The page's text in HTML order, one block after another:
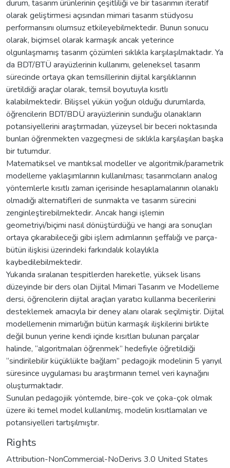
durum, tasarım ürünlerinin çeşitliliği ve bir tasarımın iteratif
olarak geliştirmesi açısından mimari tasarım stüdyosu
performansını olumsuz etkileyebilmektedir. Bunun sonucu
olarak, biçimsel olarak karmaşık ancak yeterince
olgunlaşmamış tasarım çözümleri sıklıkla karşılaşılmaktadır. Ya
da BDT/BTÜ arayüzlerinin kullanımı, geleneksel tasarım
sürecinde ortaya çıkan temsillerinin dijital karşılıklarının
üretildiği araçlar olarak, temsil boyutuyla kısıtlı
kalabilmektedir. Bilişsel yükün yoğun olduğu durumlarda,
öğrencilerin BDT/BDÜ arayüzlerinin sunduğu olanakların
potansiyellerini araştırmadan, yüzeysel bir beceri noktasında
bunları öğrenmekten vazgeçmesi de sıklıkla karşılaşılan başka
bir tutumdur.
Matematiksel ve mantıksal modeller ve algoritmik/parametrik
modelleme yaklaşımlarının kullanılması; tasarımcıların analog
yöntemlerle kısıtlı zaman içerisinde hesaplamalarının olanaklı
olmadığı alternatifleri de sunmakta ve tasarım sürecini
zenginleştirebilmektedir. Ancak hangi işlemin
geometriyi/biçimi nasıl dönüştürdüğü ve hangi ara sonuçları
ortaya çıkarabileceği gibi işlem adımlarının şeffalığı ve parça-
bütün ilişkisi üzerindeki farkındalık kolaylıkla
kaybedilebilmektedir.
Yukarıda sıralanan tespitlerden hareketle, yüksek lisans
düzeyinde bir ders olan Dijital Mimari Tasarım ve Modelleme
dersi, öğrencilerin dijital araçları yaratıcı kullanma becerilerini
desteklemek amacıyla bir deney alanı olarak seçilmiştir. Dijital
modellemenin mimarlığın bütün karmaşık ilişkilerini birlikte
değil bunun yerine kendi içinde kısıtları bulunan parçalar
halinde, “algoritmaları öğrenmek” hedefiyle öğretildiği
“sindirilebilir küçüklükte bağlam” pedagojik modelinin 5 yarıyıl
süresince uygulaması bu araştırmanın temel veri kaynağını
oluşturmaktadır.
Sunulan pedagojiik yöntemde, bire-çok ve çoka-çok olmak
üzere iki temel model kullanılmış, modelin kısıtlamaları ve
potansiyelleri tartışılmıştır.
Rights
Attribution-NonCommercial-NoDerivs 3.0 United States